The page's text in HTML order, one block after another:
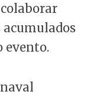
acumulados
evento.